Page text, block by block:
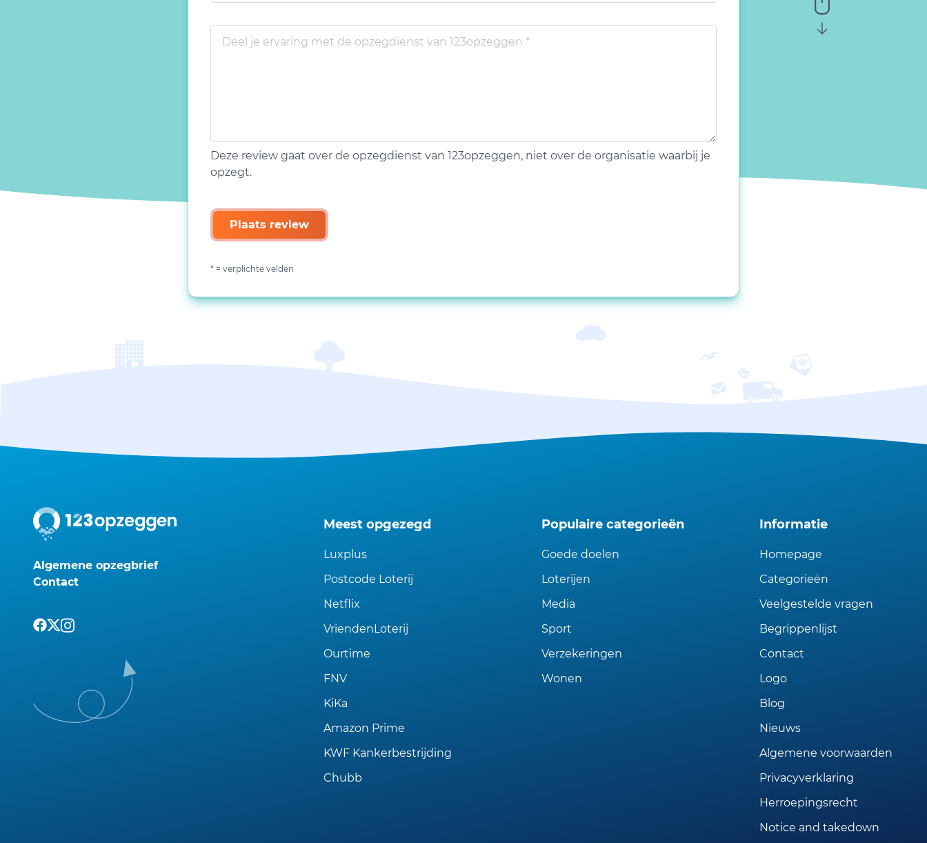
Deze review gaat over de opzegdienst van 123opzeggen, niet over de organisatie waarbij je
opzegt.
Plaats review
* = verplichte velden
Algemene opzegbrief
Contact
Meest opgezegd
Luxplus
Postcode Loterij
Netflix
VriendenLoterij
Ourtime
FNV
KiKa
Amazon Prime
KWF Kankerbestrijding
Chubb
Populaire categorieën
Goede doelen
Loterijen
Media
Sport
Verzekeringen
Wonen
Informatie
Homepage
Categorieën
Veelgestelde vragen
Begrippenlijst
Contact
Logo
Blog
Nieuws
Algemene voorwaarden
Privacyverklaring
Herroepingsrecht
Notice and takedown